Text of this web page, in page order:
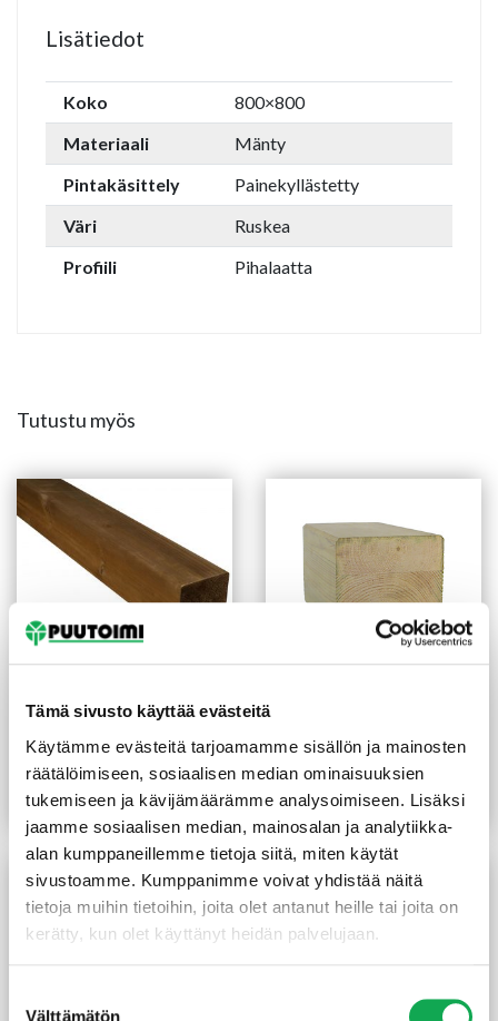
Tämä sivusto käyttää evästeitä
Käytämme evästeitä tarjoamamme sisällön ja mainosten
räätälöimiseen, sosiaalisen median ominaisuuksien
tukemiseen ja kävijämäärämme analysoimiseen. Lisäksi
jaamme sosiaalisen median, mainosalan ja analytiikka-
alan kumppaneillemme tietoja siitä, miten käytät
sivustoamme. Kumppanimme voivat yhdistää näitä
tietoja muihin tietoihin, joita olet antanut heille tai joita on
kerätty, kun olet käyttänyt heidän palvelujaan.
Välttämätön
Lisätiedot
Koko
800×800
Materiaali
Mänty
Pintakäsittely
Painekyllästetty
Väri
Ruskea
Profiili
Pihalaatta
Tutustu myös
Kestopuu liimattu ruskea
70x70x3000 mm
25,00€/kpl(9 €/m)
Lue lisää
Kestopuu liimattu vihreä
115x115x3000 mm
65,00€ /kpl(21,67 €/m)
Lue lisää